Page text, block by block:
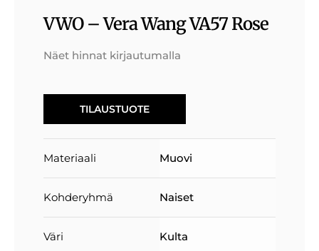
VWO – Vera Wang VA57 Rose
Näet hinnat kirjautumalla
TILAUSTUOTE
Materiaali Muovi
Kohderyhmä Naiset
Väri Kulta